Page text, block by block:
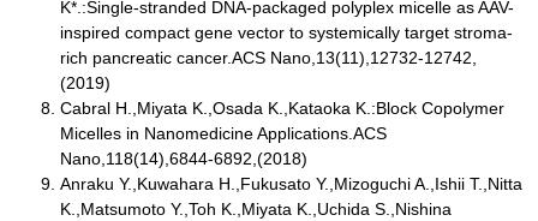
K*.:Single-stranded DNA-packaged polyplex micelle as AAV-
inspired compact gene vector to systemically target stroma-
rich pancreatic cancer.ACS Nano,13(11),12732-12742,
(2019)
Cabral H.,Miyata K.,Osada K.,Kataoka K.:Block Copolymer
Micelles in Nanomedicine Applications.ACS
Nano,118(14),6844-6892,(2018)
Anraku Y.,Kuwahara H.,Fukusato Y.,Mizoguchi A.,Ishii T.,Nitta
K.,Matsumoto Y.,Toh K.,Miyata K.,Uchida S.,Nishina